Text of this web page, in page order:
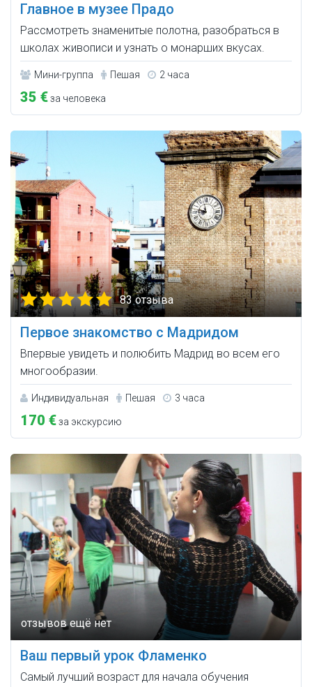
Главное в музее Прадо
Рассмотреть знаменитые полотна, разобраться в
школах живописи и узнать о монарших вкусах.
Мини-группа Пешая 2 часа
35 €за человека
83 отзыва
Первое знакомство с Мадридом
Впервые увидеть и полюбить Мадрид во всем его
многообразии.
Индивидуальная Пешая 3 часа
170 €за экскурсию
Ваш первый урок Фламенко
Самый лучший возраст для начала обучения